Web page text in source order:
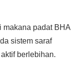
makana padat BHA
sistem saraf
berlebihan.